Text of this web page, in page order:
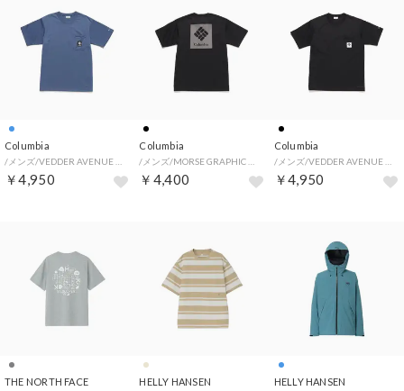
Columbia
￥4,950
Columbia
￥4,400
Columbia
￥4,950
THE NORTH FACE HELLY HANSEN HELLY HANSEN